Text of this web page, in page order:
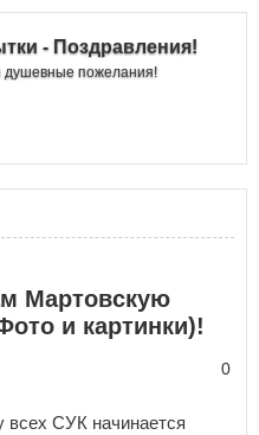
- Поздравления!
душевные пожелания!
Мартовскую
и картинки)!
0
всех СУК начинается